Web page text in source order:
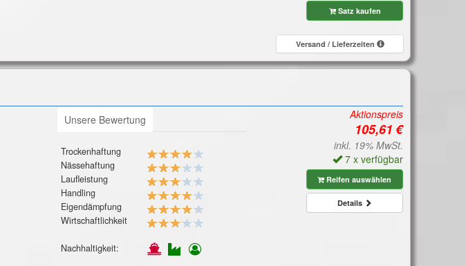
Satz kaufen
Versand / Lieferzeiten
Unsere Bewertung
Trockenhaftung
Nässehaftung
Laufleistung
Handling
Eigendämpfung
Wirtschaftlichkeit
Nachhaltigkeit:
Aktionspreis
inkl. 19% MwSt.
7 x verfügbar
Reifen auswählen
Details